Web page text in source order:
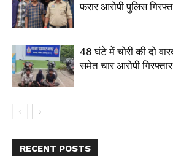
फरार आरोपी पुलिस
48 घंटे में चोरी की दो
समेत चार आरोपी गिरफ्तार
RECENT POSTS